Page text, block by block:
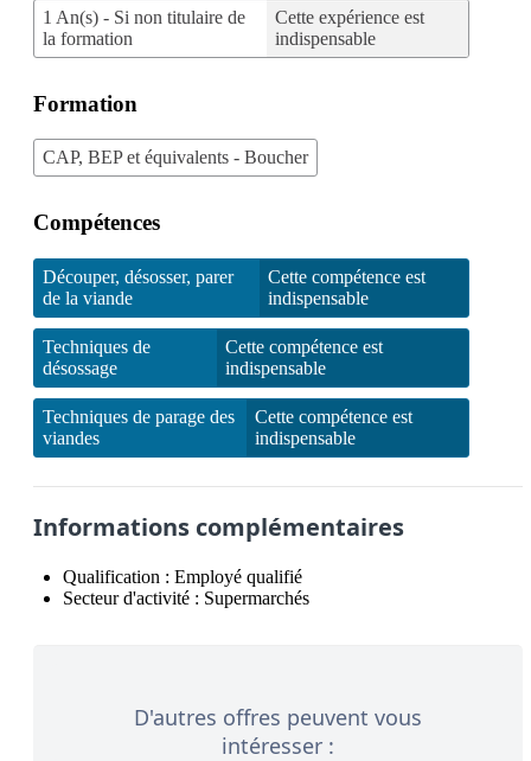
1 An(s) - Si non titulaire de
la formation
Cette expérience est
indispensable
Formation
CAP, BEP et équivalents - Boucher
Compétences
Découper, désosser, parer
de la viande
Cette compétence est
indispensable
Techniques de
désossage
Cette compétence est
indispensable
Techniques de parage des
viandes
Cette compétence est
indispensable
Informations complémentaires
Qualification : Employé qualifié
Secteur d'activité : Supermarchés
D'autres offres peuvent vous
intéresser :